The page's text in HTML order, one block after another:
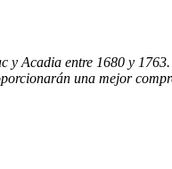
Acadia entre 1680 y
una mejor